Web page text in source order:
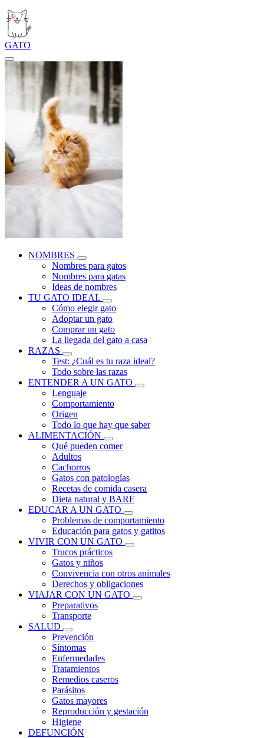
GATO
NOMBRES
Nombres para gatos
Nombres para gatas
Ideas de nombres
TU GATO IDEAL
Cómo elegir gato
Adoptar un gato
Comprar un gato
La llegada del gato a casa
RAZAS
Test: ¿Cuál es tu raza ideal?
Todo sobre las razas
ENTENDER A UN GATO
Lenguaje
Comportamiento
Origen
Todo lo que hay que saber
ALIMENTACIÓN
Qué pueden comer
Adultos
Cachorros
Gatos con patologías
Recetas de comida casera
Dieta natural y BARF
EDUCAR A UN GATO
Problemas de comportamiento
Educación para gatos y gatitos
VIVIR CON UN GATO
Trucos prácticos
Gatos y niños
Convivencia con otros animales
Derechos y obligaciones
VIAJAR CON UN GATO
Preparativos
Transporte
SALUD
Prevención
Síntomas
Enfermedades
Tratamientos
Remedios caseros
Parásitos
Gatos mayores
Reproducción y gestación
Higiene
DEFUNCIÓN